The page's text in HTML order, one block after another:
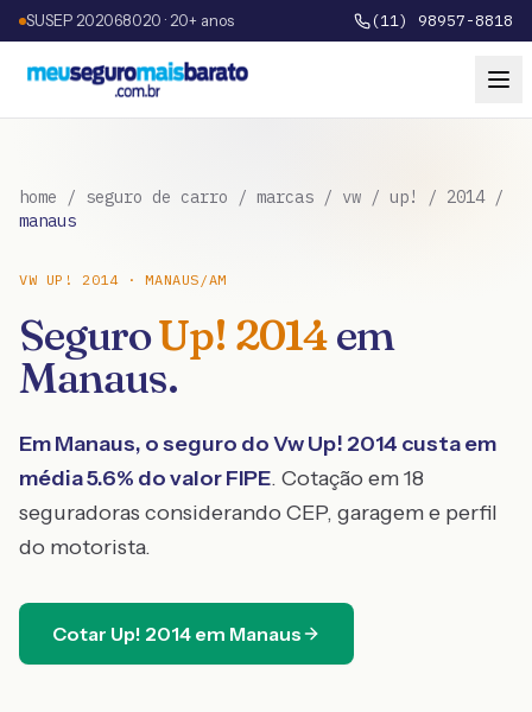
SUSEP 202068020 · 20+ anos (11) 98957-8818
home / seguro de carro / marcas / vw / up! / 2014/
manaus
VW UP! 2014·MANAUS /AM
SeguroUp! 2014em
Manaus.
EmManaus, o seguro doVwUp! 2014 custa em
média5.6% do valor FIPE. Cotação em 18
seguradoras considerando CEP, garagem e perfil
do motorista.
Cotar Up! 2014 em Manaus